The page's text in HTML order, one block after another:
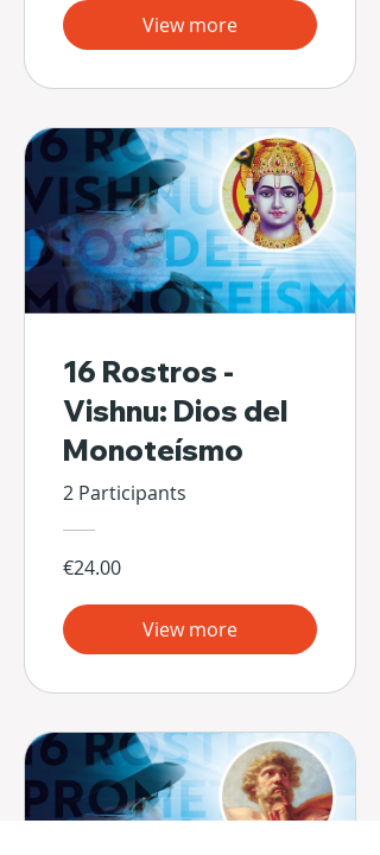
View more
16 Rostros -
Vishnu: Dios del
Monoteísmo
2 Participants
€24.00
View more